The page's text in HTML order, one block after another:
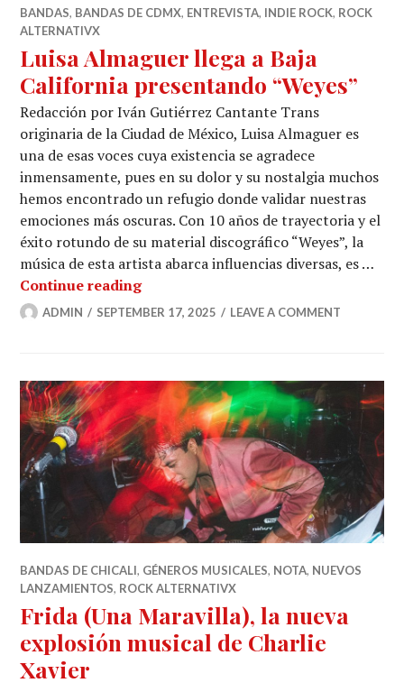
BANDAS, BANDAS DE CDMX, ENTREVISTA, INDIE ROCK, ROCK
ALTERNATIVX
Luisa Almaguer llega a Baja
California presentando “Weyes”
Redacción por Iván Gutiérrez Cantante Trans
originaria de la Ciudad de México, Luisa Almaguer es
una de esas voces cuya existencia se agradece
inmensamente, pues en su dolor y su nostalgia muchos
hemos encontrado un refugio donde validar nuestras
emociones más oscuras. Con 10 años de trayectoria y el
éxito rotundo de su material discográfico “Weyes”, la
música de esta artista abarca influencias diversas, es …
Continue readingLuisa Almaguer llega a Baja
ADMIN SEPTEMBER 17, 2025 LEAVE A COMMENT
BANDAS DE CHICALI, GÉNEROS MUSICALES, NOTA, NUEVOS
LANZAMIENTOS, ROCK ALTERNATIVX
Frida (Una Maravilla), la nueva
explosión musical de Charlie
Xavier